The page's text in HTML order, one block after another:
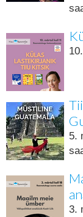
5.
3.